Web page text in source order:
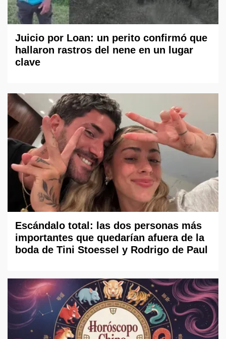
Juicio por Loan: un perito confirmó que
hallaron rastros del nene en un lugar
clave
Escándalo total: las dos personas más
importantes que quedarían afuera de la
boda de Tini Stoessel y Rodrigo de Paul